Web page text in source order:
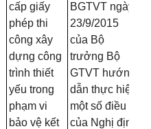
cấp giấy
phép thi
công xây
dựng công
trình thiết
yếu trong
phạm vi
bảo vệ kết
BGTVT ngày
23/9/2015
của Bộ
trưởng Bộ
GTVT hướng
dẫn thực hiện
một số điều
của Nghị định